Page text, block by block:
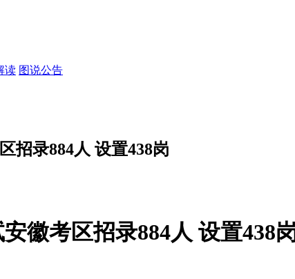
读 图说公告
招录884人 设置438岗
徽考区招录884人 设置438